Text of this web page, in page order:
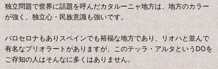
独立問題で世界に話題を呼んだカタルーニャ地方は、地方のカラー
が強く、独立心・民族意識も強いです。
バロセロナもありスペインでも裕福な地方であり、リオハと並んで
有名なプリオラートがありますが、このテッラ・アルタというDOを
ご存知の人はそんなに多くはありません。